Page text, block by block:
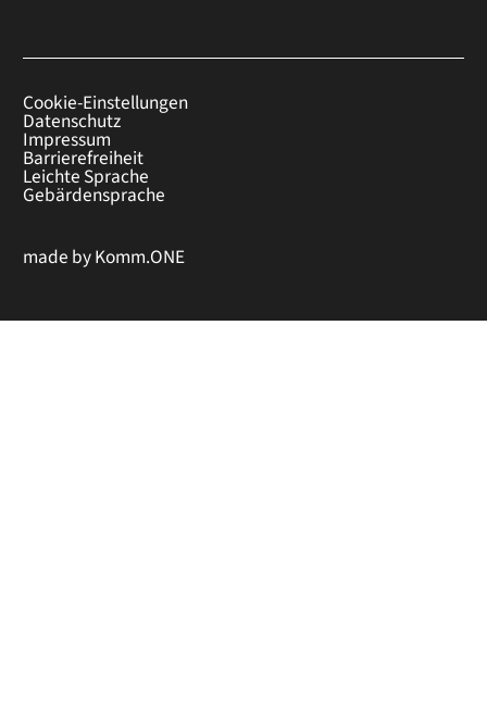
Cookie-Einstellungen
Datenschutz
Impressum
Barrierefreiheit
Leichte Sprache
Gebärdensprache
made byKomm.ONE